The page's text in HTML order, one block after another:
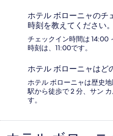
ホテル ボローニャのチ
時刻を教えてください。
チェックイン時間は 14:00
時刻は、11:00です。
ホテル ボローニャはど
ホテル ボローニャは歴史
駅から徒歩で 2 分、サン
す。